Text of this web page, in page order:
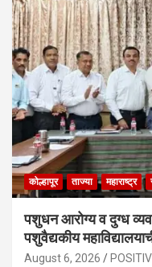
कोल्हापूर ताज्या महाराष्ट्र
पशुधन आरोग्य व दुग्ध
पशुवैद्यकीय
August 6, 2026